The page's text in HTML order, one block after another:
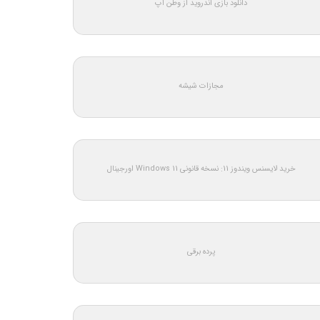
دانلود بازی اندروید از وطن اپ
مجازات شیشه
خرید لایسنس ویندوز 11: نسخه قانونی Windows 11 اورجینال
پرده برقی